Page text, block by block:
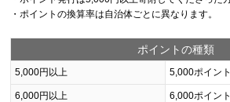
・ポイントの換算率は自治体ごとに異なります。
ポイントの種類
5,000円以上 5,000ポイント
6,000円以上 6,000ポイント